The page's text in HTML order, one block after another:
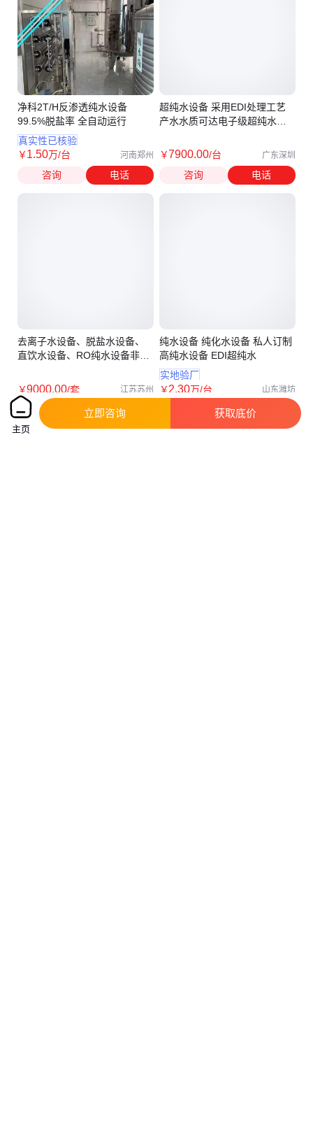
净科2T/H反渗透纯水设备
99.5%脱盐率 全自动运行
真实性已核验
￥1.50万/台 河南郑州
咨询 电话
去离子水设备、脱盐水设备、
直饮水设备、RO纯水设备非标
￥9000.00/套 江苏苏州
咨询 电话
超纯水设备 采用EDI处理工艺
产水水质可达电子级超纯水标
￥7900.00/台 广东深圳
咨询 电话
纯水设备 纯化水设备 私人订制
高纯水设备 EDI超纯水
实地验厂
￥2.30万/台 山东潍坊
电话
主页
立即咨询 获取底价